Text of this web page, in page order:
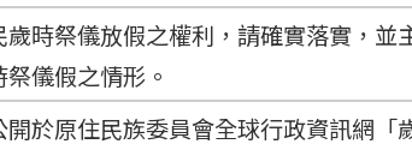
時祭儀放假之權利，請確實落實，並
儀假之情形。
開於原住民族委員會全球行政資訊網